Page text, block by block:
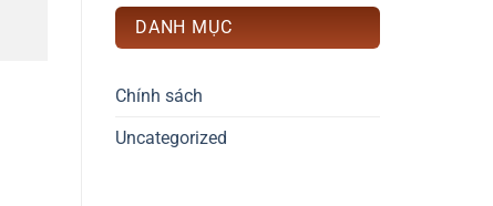
DANH MỤC
Chính sách
Uncategorized